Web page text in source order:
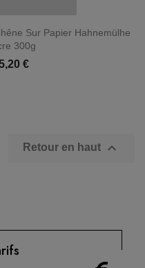
Sur Papier Hahnemülhe
300g
€
Retour en haut 